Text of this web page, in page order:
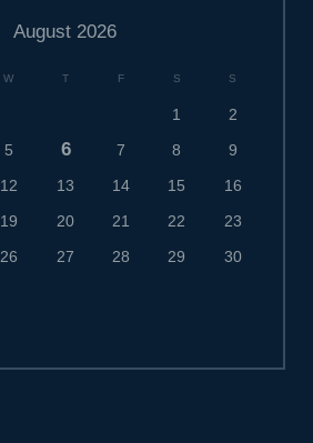
August 2026
W T F S S
1
2
5 6 7 8
9
12 13 14 15
16
19 20 21 22
23
26 27 28 29
30